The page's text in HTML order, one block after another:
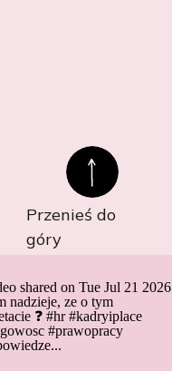
Przenieś do
góry